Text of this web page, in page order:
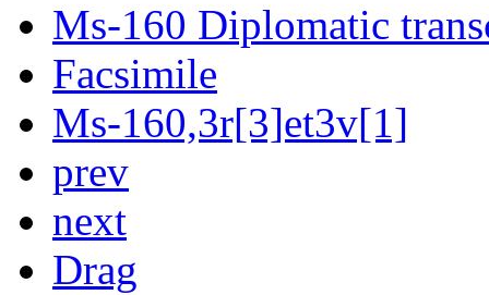
Ms-160 Diplomatic
Facsimile
Ms-160,3r[3]et3v[1]
prev
next
Drag